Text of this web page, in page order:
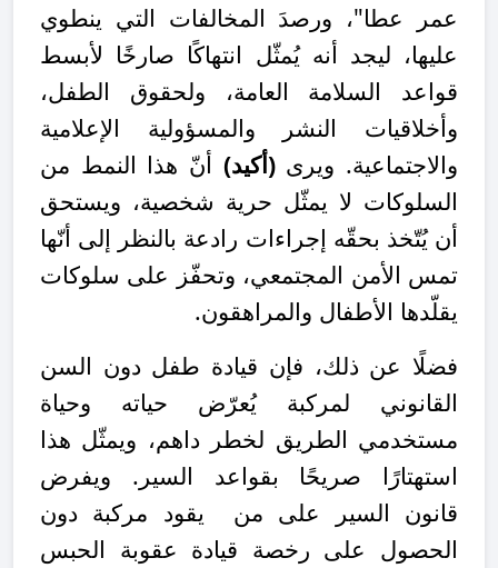
عمر عطا"، ورصدَ المخالفات التي ينطوي
عليها، ليجد أنه يُمثّل انتهاكًا صارخًا لأبسط
قواعد السلامة العامة، ولحقوق الطفل،
وأخلاقيات النشر والمسؤولية الإعلامية
والاجتماعية. ويرى(أكيد) أنّ هذا النمط من
السلوكات لا يمثّل حرية شخصية، ويستحق
أن يُتّخذ بحقّه إجراءات رادعة بالنظر إلى أنّها
تمس الأمن المجتمعي، وتحفّز على سلوكات
يقلّدها الأطفال والمراهقون.
فضلًا عن ذلك، فإن قيادة طفل دون السن
القانوني لمركبة يُعرّض حياته وحياة
مستخدمي الطريق لخطر داهم، ويمثّل هذا
استهتارًا صريحًا بقواعد السير. ويفرض
قانون السير على من يقود مركبة دون
الحصول على رخصة قيادة عقوبة الحبس